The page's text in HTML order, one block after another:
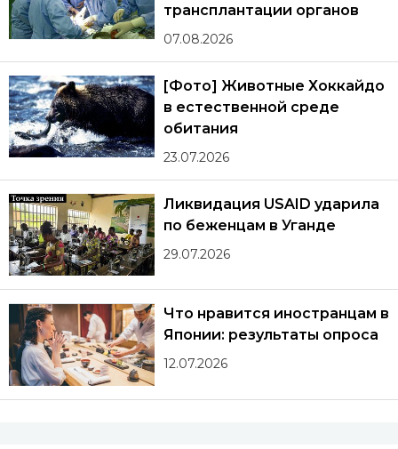
трансплантации органов
07.08.2026
[Фото] Животные Хоккайдо
в естественной среде
обитания
23.07.2026
Ликвидация USAID ударила
по беженцам в Уганде
29.07.2026
Что нравится иностранцам в
Японии: результаты опроса
12.07.2026